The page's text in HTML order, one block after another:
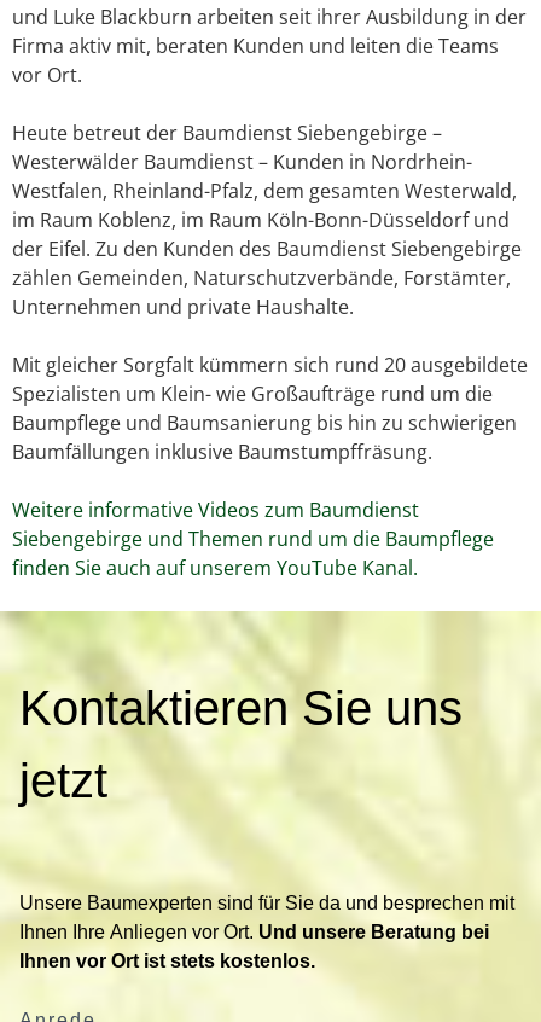
und Luke Blackburn arbeiten seit ihrer Ausbildung in der
Firma aktiv mit, beraten Kunden und leiten die Teams
vor Ort.
Heute betreut der Baumdienst Siebengebirge –
Westerwälder Baumdienst – Kunden in Nordrhein-
Westfalen, Rheinland-Pfalz, dem gesamten Westerwald,
im Raum Koblenz, im Raum Köln-Bonn-Düsseldorf und
der Eifel. Zu den Kunden des Baumdienst Siebengebirge
zählen Gemeinden, Naturschutzverbände, Forstämter,
Unternehmen und private Haushalte.
Mit gleicher Sorgfalt kümmern sich rund 20 ausgebildete
Spezialisten um Klein- wie Großaufträge rund um die
Baumpflege und Baumsanierung bis hin zu schwierigen
Baumfällungen inklusive Baumstumpffräsung.
Weitere informative Videos zum Baumdienst
Siebengebirge und Themen rund um die Baumpflege
finden Sie auch auf unserem YouTube Kanal.
o
n
t
e
r
e
Kontaktieren Sie uns
jetzt
Unsere Baumexperten sind für Sie da und besprechen mit
Ihnen Ihre Anliegen vor Ort. Und unsere Beratung bei
Ihnen vor Ort ist stets kostenlos.